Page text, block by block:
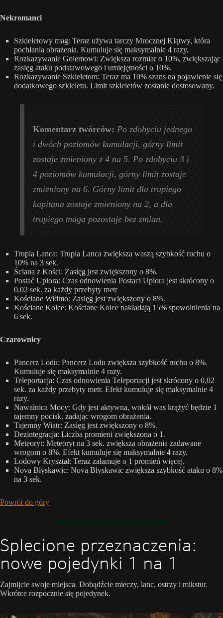
Nekromanci
Szkieletowy mag: Teraz używa tarczy Mrocznej Klątwy, która
pochłania obrażenia. Kumuluje się maksymalnie 4 razy.
Rozkazywanie Golemowi: Zwiększa rozmiar o 10%, zwiększając
zasięg ataku podstawowego i umiejętności o 10%.
Rozkazywanie Szkieletom: Teraz ma 10% szans na pojawienie się
dodatkowego szkieletu. Limit szkieletów zostanie dostosowany.
Komentarz twórców:Po zdobyciu jednego
i dwóch poziomów kumulacji, górny limit
zostaje zmieniony z 4 na 5. Po zdobyciu 3 i
4 poziomów kumulacji, górny limit zostaje
zmieniony na 6. Górny limit dla trupiego
kapitana zostaje zmieniony na 2, a dla
trupiego maga pozostaje bez zmian.
Trupia Lanca: Trupia Lanca zwiększa waszą szybkość ruchu o
10% na 3 sek.
Ściana z Kości: Zasięg jest zwiększony o 8%.
Postać Upiora: Czas odnowienia Postaci Upiora jest skrócony o
0,02 sek. za każdy przebyty metr
Kościane Widmo: Zasięg jest zwiększony o 8%.
Kościane Kolce: Kościane Kolce nakładają 15% spowolnienia na
6 sek.
Czarownicy
Pancerz Lodu: Pancerz Lodu zwiększa szybkość ruchu o 8%.
Kumuluje się maksymalnie 4 razy.
Teleportacja: Czas odnowienia Teleportacji jest skrócony o 0,02
sek. za każdy przebyty metr. Efekt kumuluje się maksymalnie 4
razy.
Nawałnica Mocy: Gdy jest aktywna, wokół was krążyć będzie 1
tajemny pocisk, zadając wrogom obrażenia.
Tajemny Wiatr: Zasięg jest zwiększony o 8%.
Dezintegracja: Liczba promieni zwiększona o 1.
Meteoryt: Meteoryt na 3 sek. zwiększa obrażenia zadawane
wrogom o 8%. Efekt kumuluje się maksymalnie 4 razy.
Lodowy Kryształ: Teraz załamuje o 1 promień więcej.
Nova Błyskawic: Nova Błyskawic zwiększa szybkość ataku o 8%
na 3 sek.
Powrót do góry
Splecione przeznaczenia:
nowe pojedynki 1 na 1
Zajmijcie swoje miejsca. Dobądźcie mieczy, lanc, ostrzy i mikstur.
Wkrótce rozpocznie się pojedynek.